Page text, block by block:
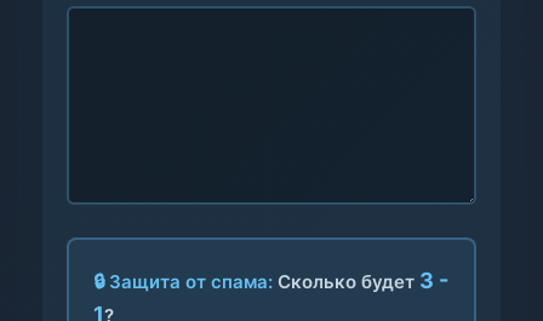
🔒 Защита от спама: Сколько будет 3 -
1?